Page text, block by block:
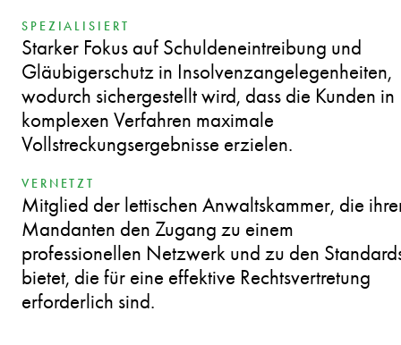
SPEZIALISIERT
Starker Fokus auf Schuldeneintreibung und
Gläubigerschutz in Insolvenzangelegenheiten,
wodurch sichergestellt wird, dass die Kunden in
komplexen Verfahren maximale
Vollstreckungsergebnisse erzielen.
VERNETZT
Mitglied der lettischen Anwaltskammer, die
Mandanten den Zugang zu einem
professionellen Netzwerk und zu den
bietet, die für eine effektive Rechtsvertretung
erforderlich sind.